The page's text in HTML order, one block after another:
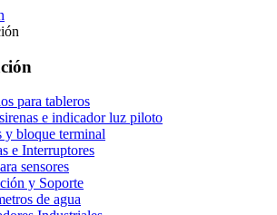
para tableros
e indicador luz piloto
y bloque terminal
e Interruptores
sensores
y Soporte
de agua